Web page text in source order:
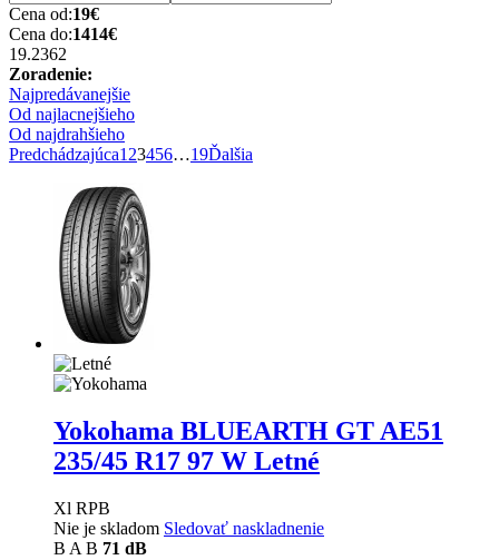
Cena od:19€
Cena do:1414€
19.2362
Zoradenie:
Najpredávanejšie
Od najlacnejšieho
Od najdrahšieho
Predchádzajúca1 23456…19Ďalšia
Yokohama BLUEARTH GT AE51
235/45 R17 97 W Letné
Xl RPB
Nie je skladom Sledovať naskladnenie
B A B 71 dB